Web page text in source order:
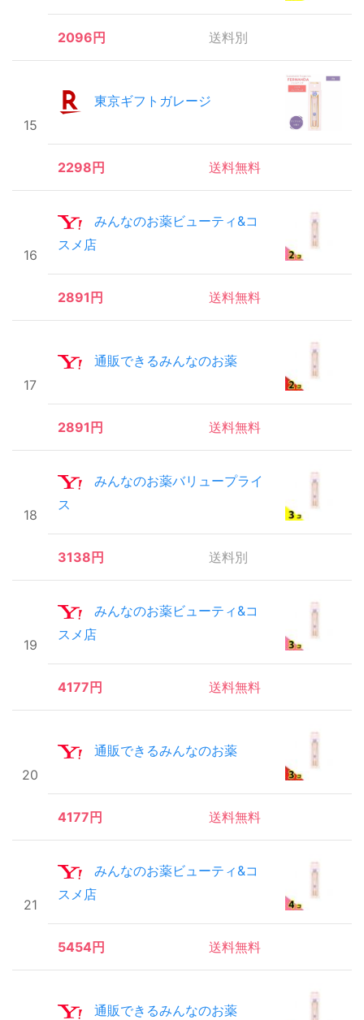
2096円 送料別
15
東京ギフトガレージ
2298円 送料無料
16
みんなのお薬ビューティ&コ
スメ店
2891円 送料無料
17
通販できるみんなのお薬
2891円 送料無料
18
みんなのお薬バリュープライ
ス
3138円 送料別
19
みんなのお薬ビューティ&コ
スメ店
4177円 送料無料
20
通販できるみんなのお薬
4177円 送料無料
21
みんなのお薬ビューティ&コ
スメ店
5454円 送料無料
通販できるみんなのお薬